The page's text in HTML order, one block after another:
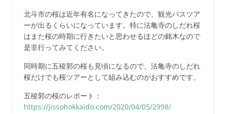
北斗市の桜は近年有名になってきたので、観光バスツア
ーが出るくらいになっています。特に法亀寺のしだれ桜
はまた桜の時期に行きたいと思わせるほどの銘木なので
是非行ってみてください。
同時期に五稜郭の桜も見頃になるので、法亀寺のしだれ
桜だけでも桜ツアーとして組み込むのがおすすめです。
五稜郭の桜のレポート：
https://jissohokkaido.com/2020/04/05/2998/